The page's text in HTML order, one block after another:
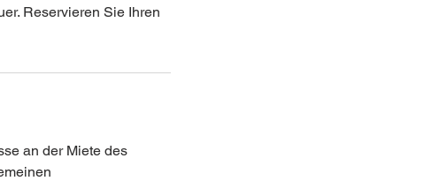
Reservieren Sie Ihren
an der Miete des